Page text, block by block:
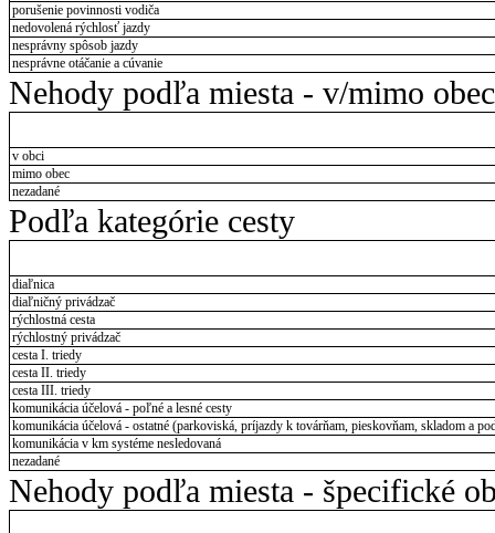
porušenie povinnosti vodiča
nedovolená rýchlosť jazdy
nesprávny spôsob jazdy
nesprávne otáčanie a cúvanie
Nehody podľa miesta - v/mimo obec
v obci
mimo obec
nezadané
Podľa kategórie cesty
diaľnica
diaľničný privádzač
rýchlostná cesta
rýchlostný privádzač
cesta I. triedy
cesta II. triedy
cesta III. triedy
komunikácia účelová - poľné a lesné cesty
komunikácia účelová - ostatné (parkoviská, príjazdy k továrňam, pieskovňam, skladom a
komunikácia v km systéme nesledovaná
nezadané
Nehody podľa miesta - špecifické